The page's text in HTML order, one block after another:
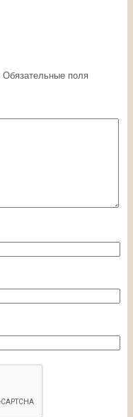
Обязательные поля